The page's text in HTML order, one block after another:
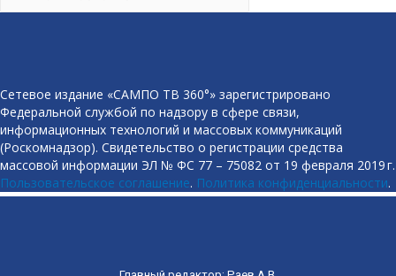
Сетевое издание «САМПО ТВ 360°» зарегистрировано
Федеральной службой по надзору в сфере связи,
информационных технологий и массовых коммуникаций
(Роскомнадзор). Свидетельство о регистрации средства
массовой информации ЭЛ № ФС 77 – 75082 от 19 февраля 2019 г.
Пользовательское соглашение. Политика конфиденциальности.